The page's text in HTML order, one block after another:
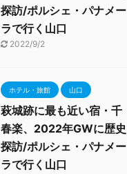
探訪/ポルシェ・パナメー
ラで行く山口
2022/9/2
ホテル・旅館 山口
萩城跡に最も近い宿・千
春楽、2022年GWに歴史
探訪/ポルシェ・パナメー
ラで行く山口